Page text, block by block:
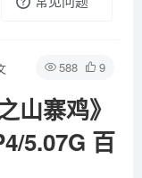
588 9
山寨鸡》
5.07G 百